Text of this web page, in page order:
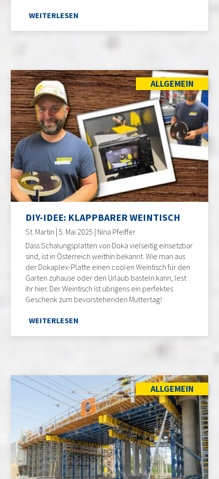
WEITERLESEN
ALLGEMEIN
DIY-IDEE: KLAPPBARER WEINTISCH
St. Martin | 5. Mai 2025 | Nina Pfeiffer
Dass Schalungsplatten von Doka vielseitig einsetzbar
sind, ist in Österreich weithin bekannt. Wie man aus
der Dokaplex-Platte einen coolen Weintisch für den
Garten zuhause oder den Urlaub basteln kann, lest
ihr hier. Der Weintisch ist übrigens ein perfektes
Geschenk zum bevorstehenden Muttertag!
WEITERLESEN
ALLGEMEIN